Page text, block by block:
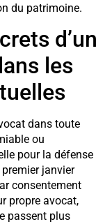
du patrimoine.
d’un
les
dans toute
ou
pour la défense
janvier
consentement
propre avocat,
passent plus